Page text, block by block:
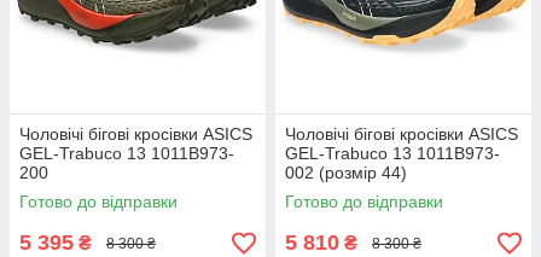
Чоловічі бігові кросівки ASICS
GEL-Trabuco 13 1011B973-
200
Готово до відправки
5 395 ₴ 8 300 ₴
Чоловічі бігові кросівки ASICS
GEL-Trabuco 13 1011B973-
002 (розмір 44)
Готово до відправки
5 810 ₴ 8 300 ₴